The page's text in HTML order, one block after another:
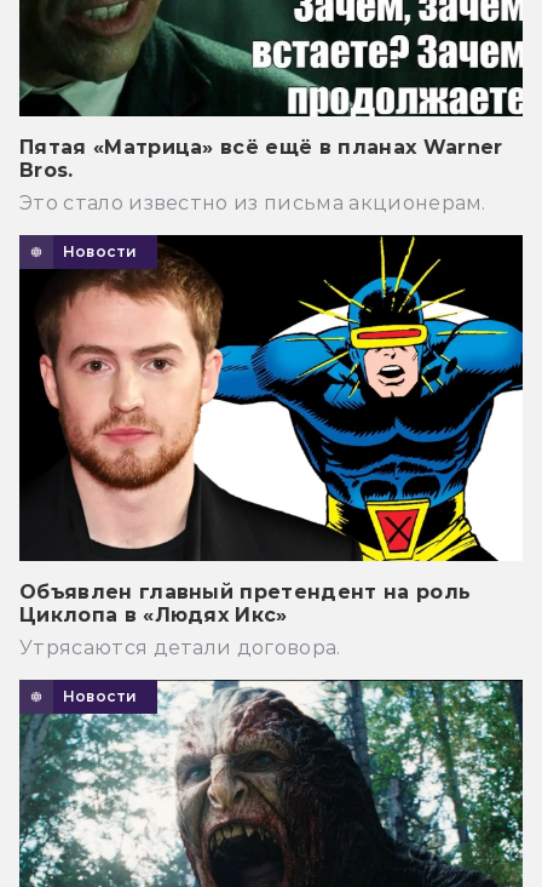
Пятая «Матрица» всё ещё в планах Warner
Bros.
Это стало известно из письма акционерам.
Новости
Объявлен главный претендент на роль
Циклопа в «Людях Икс»
Утрясаются детали договора.
Новости